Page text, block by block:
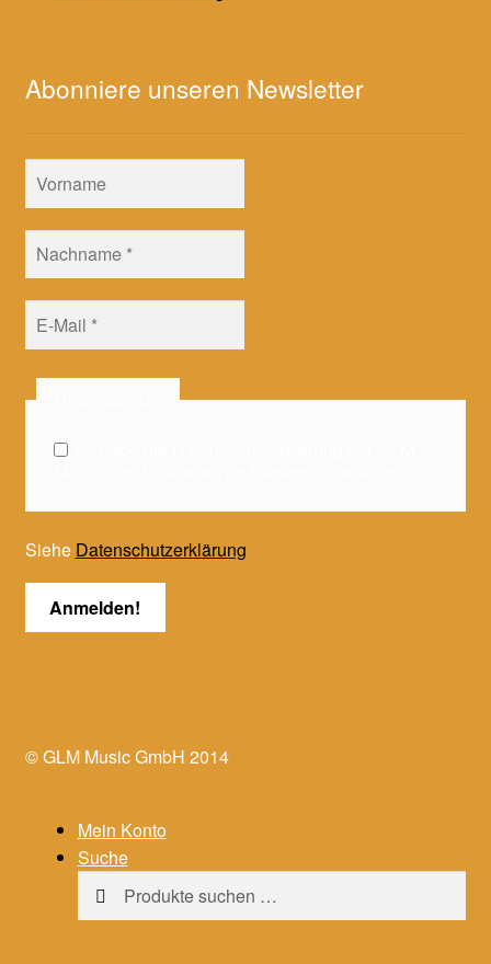
Abonniere unseren Newsletter
Ich habe die Datenschutzerklärung der GLM
Siehe Datenschutzerklärung
© GLM Music GmbH 2014
Mein Konto
Suche
Suchen
nach:
Suchen